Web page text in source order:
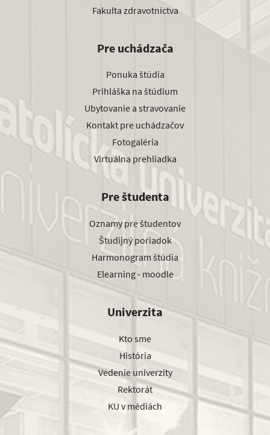
Fakulta zdravotníctva
Pre uchádzača
Ponuka štúdia
Prihláška na štúdium
Ubytovanie a stravovanie
Kontakt pre uchádzačov
Fotogaléria
Virtuálna prehliadka
Pre študenta
Oznamy pre študentov
Študijný poriadok
Harmonogram štúdia
Elearning - moodle
Univerzita
Kto sme
História
Vedenie univerzity
Rektorát
KU v médiách